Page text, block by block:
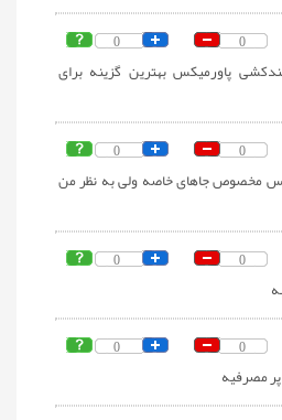
0 0
پاورمیکس بهترین گزینه برای
0 0
مخصوص جاهای خاصه ولی به نظر من
0 0
0 0
مصرفیه